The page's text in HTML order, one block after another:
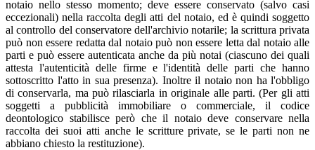
notaio nello stesso momento; deve essere conservato (salvo casi
eccezionali) nella raccolta degli atti del notaio, ed è quindi soggetto
al controllo del conservatore dell'archivio notarile; la scrittura privata
può non essere redatta dal notaio può non essere letta dal notaio alle
parti e può essere autenticata anche da più notai (ciascuno dei quali
attesta l'autenticità delle firme e l'identità delle parti che hanno
sottoscritto l'atto in sua presenza). Inoltre il notaio non ha l'obbligo
di conservarla, ma può rilasciarla in originale alle parti. (Per gli atti
soggetti a pubblicità immobiliare o commerciale, il codice
deontologico stabilisce però che il notaio deve conservare nella
raccolta dei suoi atti anche le scritture private, se le parti non ne
abbiano chiesto la restituzione).